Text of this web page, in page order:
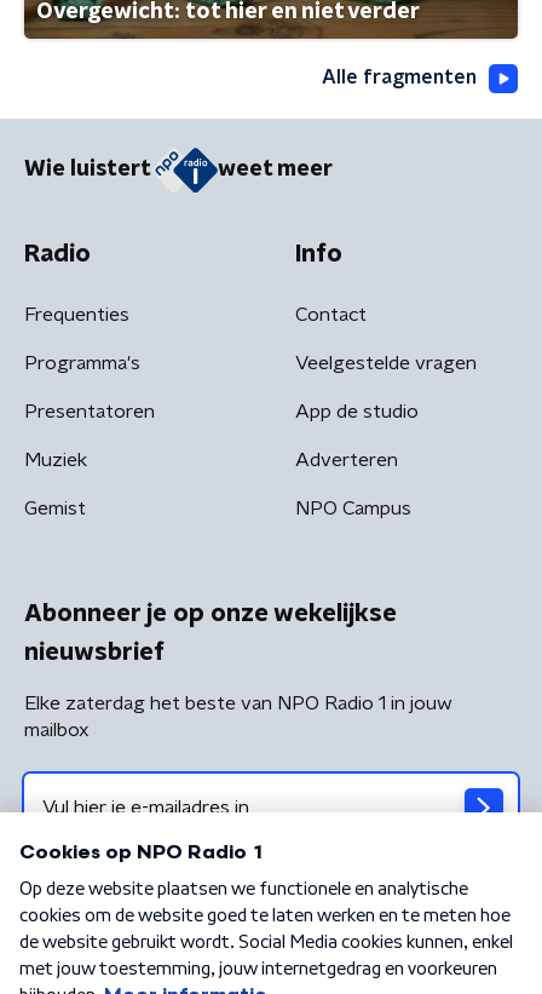
Overgewicht: tot hier en niet verder
Alle fragmenten
Wie luistert weet meer
Radio
Frequenties
Programma's
Presentatoren
Muziek
Gemist
Info
Contact
Veelgestelde vragen
App de studio
Adverteren
NPO Campus
Abonneer je op onze wekelijkse
nieuwsbrief
Elke zaterdag het beste van NPO Radio 1 in jouw
mailbox
Algemene voorwaarden